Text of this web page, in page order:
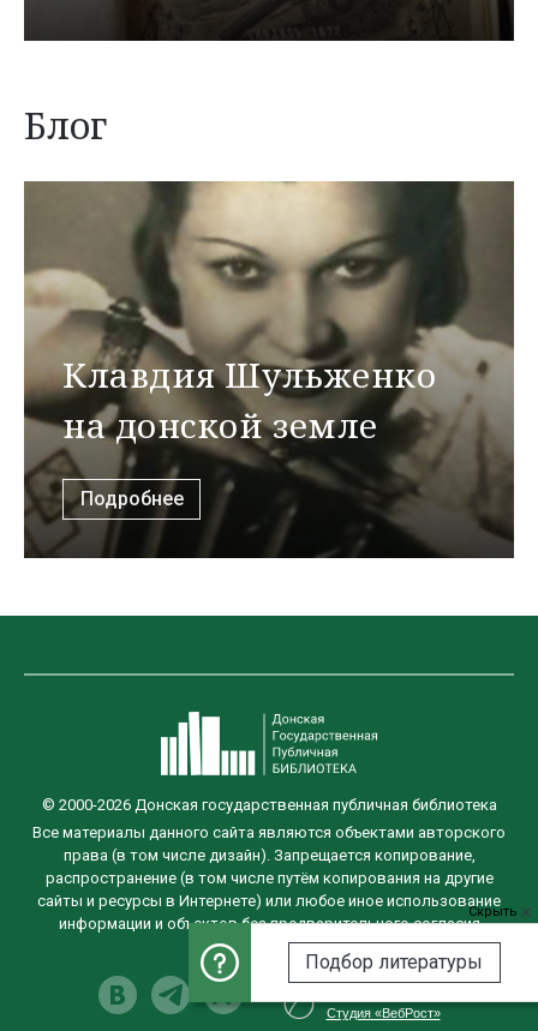
Блог
Клавдия Шульженко
на донской земле
Подробнее
Скрыть
Подбор литературы
© 2000-2026 Донская государственная публичная библиотека
Все материалы данного сайта являются объектами авторского
права (в том числе дизайн). Запрещается копирование,
распространение (в том числе путём копирования на другие
сайты и ресурсы в Интернете) или любое иное использование
информации и объектов без предварительного согласия
правообладателя.
Студия «ВебРост»